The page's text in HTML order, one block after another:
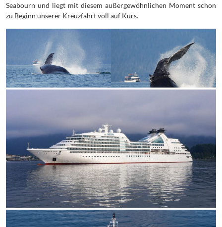
Seabourn und liegt mit diesem außergewöhnlichen Moment schon
zu Beginn unserer Kreuzfahrt voll auf Kurs.